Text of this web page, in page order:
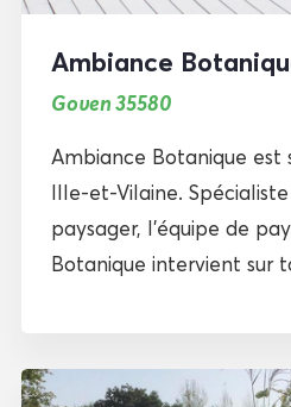
Ambiance
Goven 35580
Ambiance Botanique est
Ille-et-Vilaine.
paysager, l’équipe de
Botanique intervient sur